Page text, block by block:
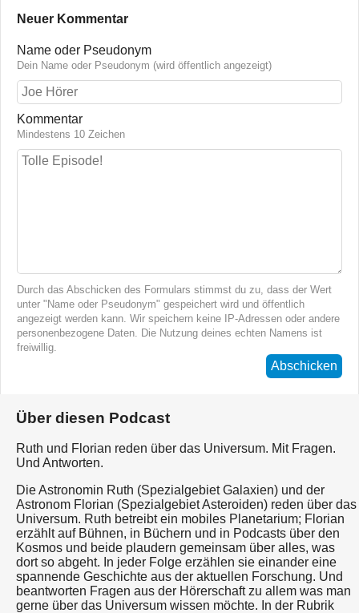
Neuer Kommentar
Name oder Pseudonym
Dein Name oder Pseudonym (wird öffentlich angezeigt)
Kommentar
Mindestens 10 Zeichen
Durch das Abschicken des Formulars stimmst du zu, dass der Wert
unter "Name oder Pseudonym" gespeichert wird und öffentlich
angezeigt werden kann. Wir speichern keine IP-Adressen oder andere
personenbezogene Daten. Die Nutzung deines echten Namens ist
freiwillig.
Abschicken
Über diesen Podcast
Ruth und Florian reden über das Universum. Mit Fragen.
Und Antworten.
Die Astronomin Ruth (Spezialgebiet Galaxien) und der
Astronom Florian (Spezialgebiet Asteroiden) reden über das
Universum. Ruth betreibt ein mobiles Planetarium; Florian
erzählt auf Bühnen, in Büchern und in Podcasts über den
Kosmos und beide plaudern gemeinsam über alles, was
dort so abgeht. In jeder Folge erzählen sie einander eine
spannende Geschichte aus der aktuellen Forschung. Und
beantworten Fragen aus der Hörerschaft zu allem was man
gerne über das Universum wissen möchte. In der Rubrik